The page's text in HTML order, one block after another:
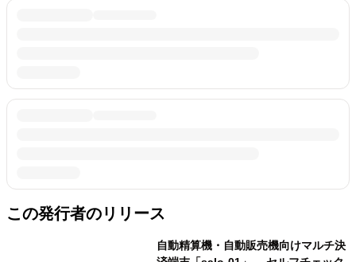
この発行者のリリース
自動精算機・自動販売機向けマルチ決